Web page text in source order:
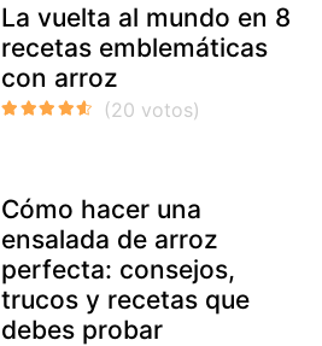
La vuelta al mundo en 8
recetas emblemáticas
con arroz
Cómo hacer una
ensalada de arroz
perfecta: consejos,
trucos y recetas que
debes probar